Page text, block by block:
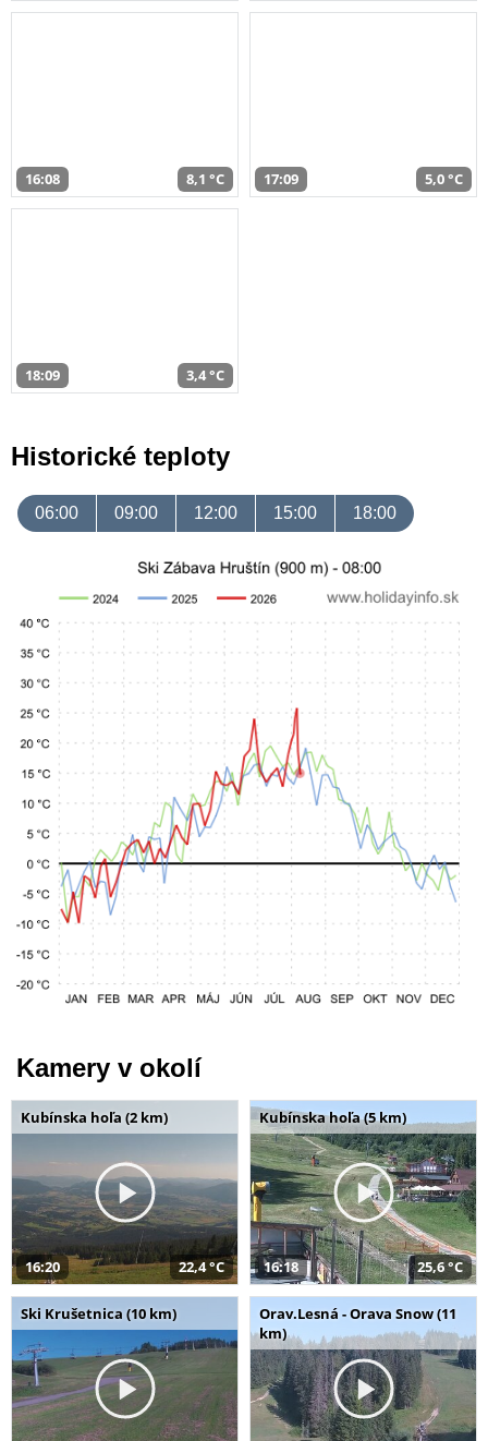
16:08 8,1 °C 17:09 5,0 °C
18:09 3,4 °C
Historické teploty
06:00 09:00 12:00 15:00 18:00
Kamery v okolí
Kubínska hoľa (2 km)
16:20 22,4 °C
Kubínska hoľa (5 km)
16:18 25,6 °C
Ski Krušetnica (10 km)
Orav.Lesná - Orava Snow (11
km)